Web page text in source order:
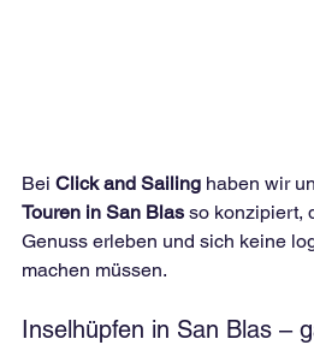
Bei Click and Sailing haben wir
Touren in San Blas so konzipiert,
Genuss erleben und sich keine
machen müssen.
Inselhüpfen in San Blas –